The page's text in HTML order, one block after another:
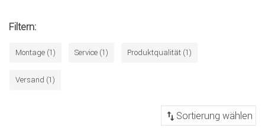
Filtern:
Montage (1) Service (1) Produktqualität (1)
Versand (1)